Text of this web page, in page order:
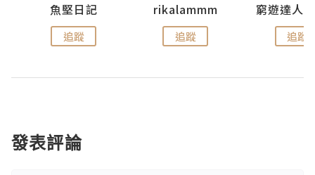
魚堅日記
追蹤
rikalammm
追蹤 追蹤
發表評論